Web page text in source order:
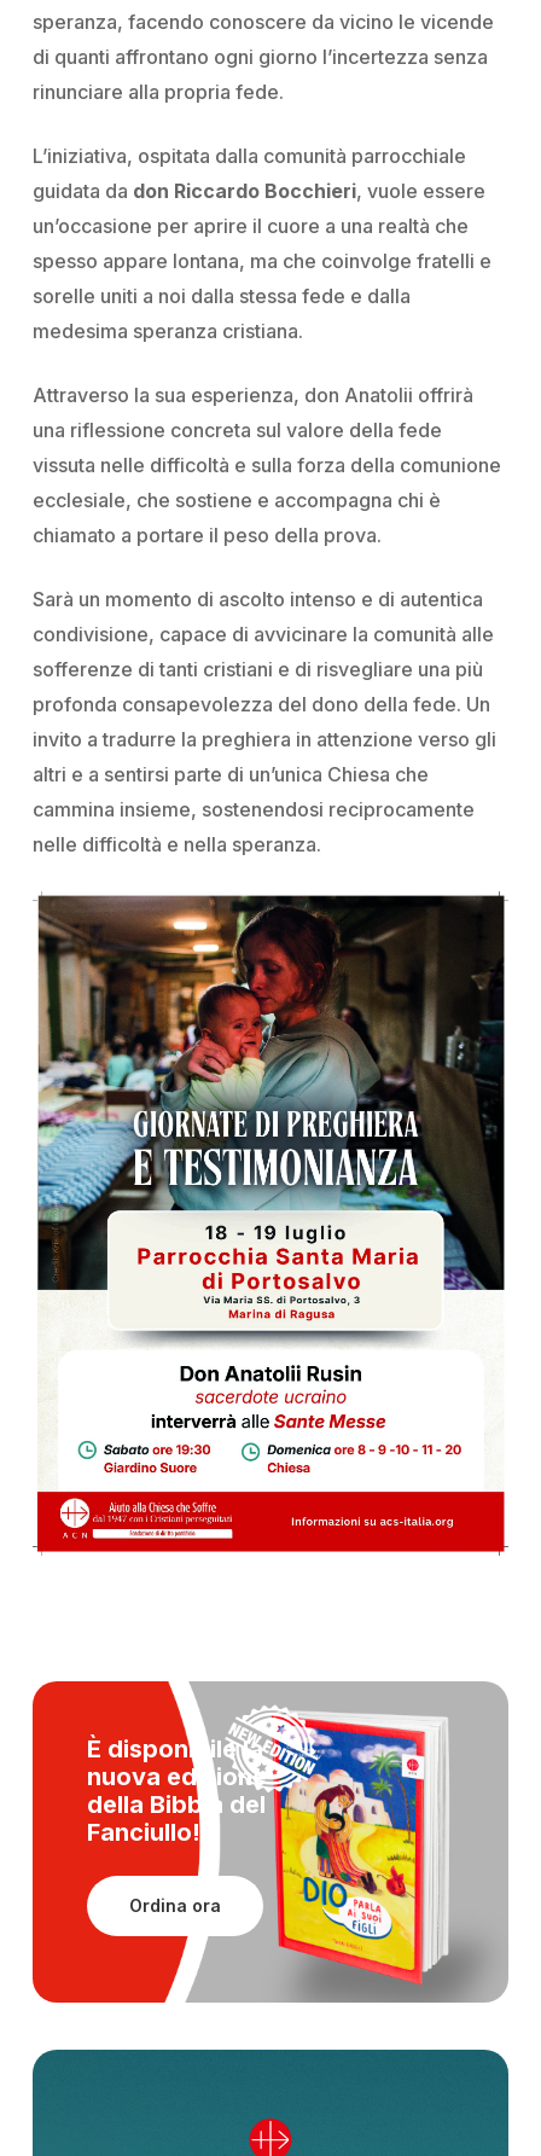
speranza, facendo conoscere da vicino le vicende
di quanti affrontano ogni giorno l’incertezza senza
rinunciare alla propria fede.
L’iniziativa, ospitata dalla comunità parrocchiale
guidata da don Riccardo Bocchieri, vuole essere
un’occasione per aprire il cuore a una realtà che
spesso appare lontana, ma che coinvolge fratelli e
sorelle uniti a noi dalla stessa fede e dalla
medesima speranza cristiana.
Attraverso la sua esperienza, don Anatolii offrirà
una riflessione concreta sul valore della fede
vissuta nelle difficoltà e sulla forza della comunione
ecclesiale, che sostiene e accompagna chi è
chiamato a portare il peso della prova.
Sarà un momento di ascolto intenso e di autentica
condivisione, capace di avvicinare la comunità alle
sofferenze di tanti cristiani e di risvegliare una più
profonda consapevolezza del dono della fede. Un
invito a tradurre la preghiera in attenzione verso gli
altri e a sentirsi parte di un’unica Chiesa che
cammina insieme, sostenendosi reciprocamente
nelle difficoltà e nella speranza.
È disponibile la
nuova edizione
della Bibbia del
Fanciullo!
Ordina ora